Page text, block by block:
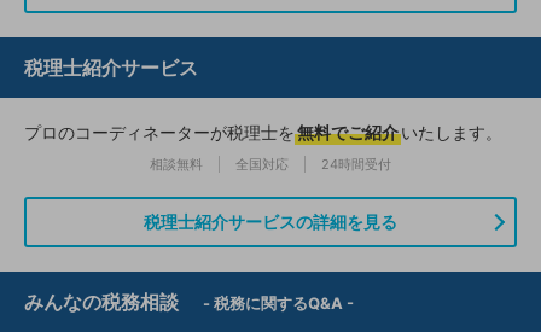
税理士紹介サービス
プロのコーディネーターが税理士を無料でご紹介いたします。
相談無料 全国対応 24時間受付
税理士紹介サービスの詳細を見る
みんなの税務相談 - 税務に関するQ&A -